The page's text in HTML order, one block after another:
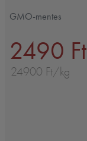
GMO-mentes
2490 Ft
24900 Ft/kg